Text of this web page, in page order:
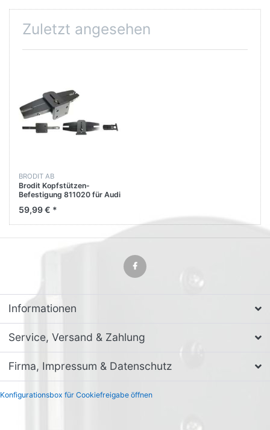
Zuletzt angesehen
BRODIT AB
Brodit Kopfstützen-
Befestigung 811020 für Audi
59,99 € *
Informationen
Service, Versand & Zahlung
Firma, Impressum & Datenschutz
Konfigurationsbox für Cookiefreigabe öffnen